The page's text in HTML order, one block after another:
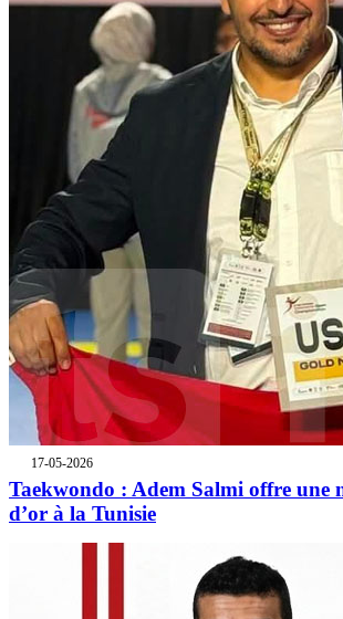
17-05-2026
Taekwondo : Adem Salmi offre une
d’or à la Tunisie